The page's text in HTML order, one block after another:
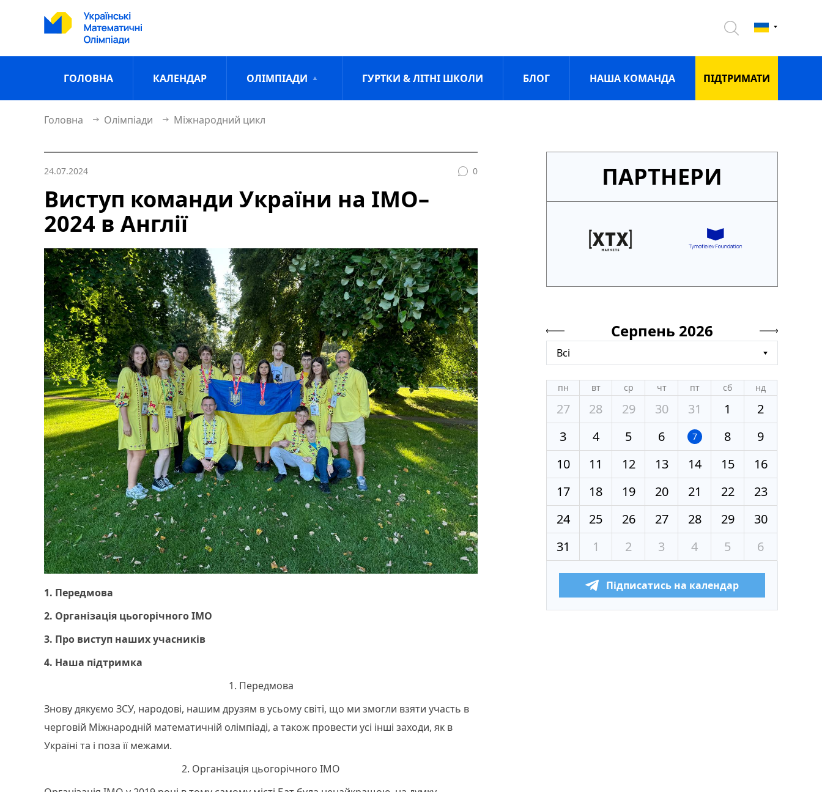
ГОЛОВНА КАЛЕНДАР ОЛІМПІАДИ ГУРТКИ & ЛІТНІ ШКОЛИ БЛОГ НАША КОМАНДА ПIДТРИМАТИ
Головна Олімпіади Міжнародний цикл
24.07.2024 0
Виступ команди України на ІМО–
2024 в Англії
1. Передмова
2. Організація цьогорічного ІМО
3. Про виступ наших учасників
4. Наша підтримка
1. Передмова
Знову дякуємо ЗСУ, народові, нашим друзям в усьому світі, що ми змогли взяти участь в
черговій Міжнародній математичній олімпіаді, а також провести усі інші заходи, як в
Україні та і поза її межами.
2. Організація цьогорічного ІМО
ПАРТНЕРИ
Всі
Серпень 2026
пн вт ср чт пт сб нд
27 28 29 30 31 1
2
3
4 5 6 7 8
9
10
11 12 13 14 15
16
17
18 19 20 21 22
23
24
25 26 27 28 29
30
31
1 2 3 4 5 6
Підписатись на календар